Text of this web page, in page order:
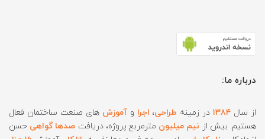
درباره ما:
از سال ۱۳۸۴ در زمینه طراحی، اجرا وآموزشهای صنعت ساختمان فعال
هستیم. بیش از نیم میلیون مترمربع پروژه، دریافت صدها گواهی حسن